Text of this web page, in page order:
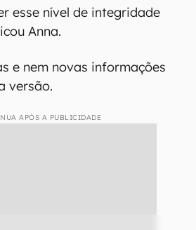
esse nível de integridade
Anna.
e nem novas informações
versão.
APÓS A PUBLICIDADE